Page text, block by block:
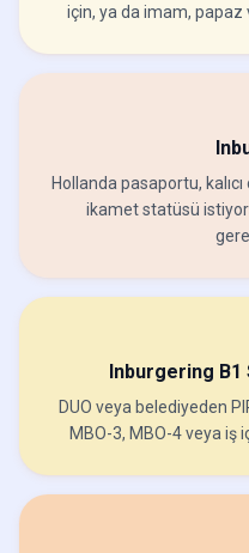
için, ya da imam, papaz
Hollanda pasaportu,
ikamet statüsü
Inburgering B1
DUO veya belediyeden
MBO-3, MBO-4 veya iş